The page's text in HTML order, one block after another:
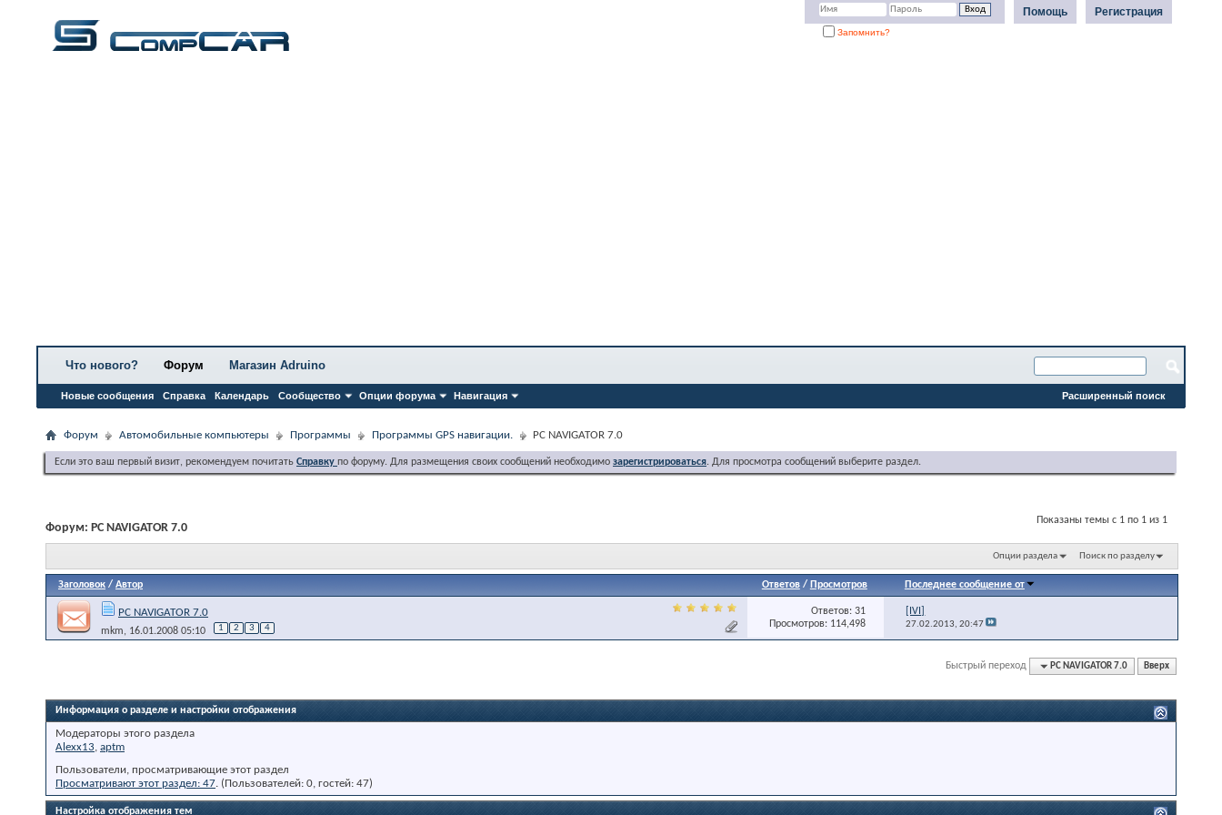
Регистрация
Помощь
Запомнить?
Что нового? Форум
Новые сообщения Справка Календарь Сообщество Опции форума Навигация
Магазин Adruino
Расширенный поиск
Форум Автомобильные компьютеры Программы Программы GPS навигации. PC NAVIGATOR 7.0
Если это ваш первый визит, рекомендуем почитать Справку по форуму. Для размещения своих сообщений необходимо зарегистрироваться. Для просмотра сообщений выберите раздел.
Показаны темы с 1 по 1 из 1
Форум: PC NAVIGATOR 7.0
Опции раздела Поиск по разделу
Заголовок / Автор Ответов/ Просмотров Последнее сообщение от
PC NAVIGATOR 7.0
mkm, 16.01.2008 05:10 1 2 3 4
Ответов: 31
Просмотров: 114,498
[IVI]
27.02.2013,20:47
Быстрый переход PC NAVIGATOR 7.0 Вверх
Информация о разделе и настройки отображения
Модераторы этого раздела
Alexx13, aptm
Пользователи, просматривающие этот раздел
Просматривают этот раздел: 47. (Пользователей: 0, гостей: 47)
Настройка отображения тем